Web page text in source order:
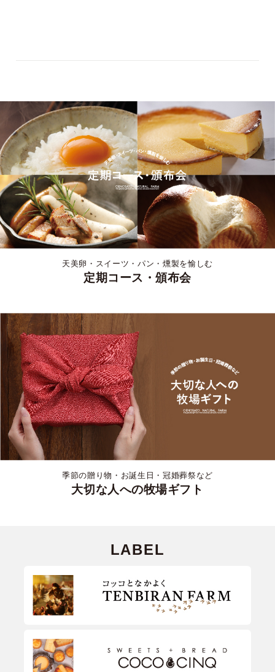
天美卵・スイーツ・パン・燻製を愉しむ
定期コース・頒布会
季節の贈り物・お誕生日・冠婚葬祭など
大切な人への牧場ギフト
LABEL